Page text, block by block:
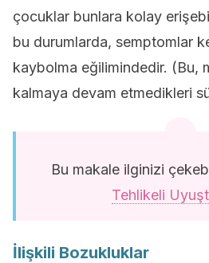
çocuklar bunlara kolay
bu durumlarda, semptomlar
kaybolma eğilimindedir. (Bu,
kalmaya devam etmedikleri
Bu makale ilginizi
Tehlikeli
İlişkili Bozukluklar